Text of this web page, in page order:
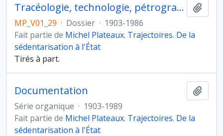
Tracéologie, technologie, pétrographie
MP_V01_29 · Dossier · 1903-1986
Fait partie de Michel Plateaux. Trajectoires. De la
sédentarisation à l'État
Tirés à part.
Documentation
Série organique · 1903-1989
Fait partie de Michel Plateaux. Trajectoires. De la
sédentarisation à l'État